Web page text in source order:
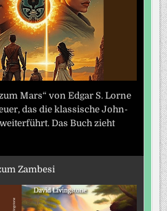
Mars“ von Edgar S. Lorne
das die klassische John-
Das Buch zieht
Zambesi